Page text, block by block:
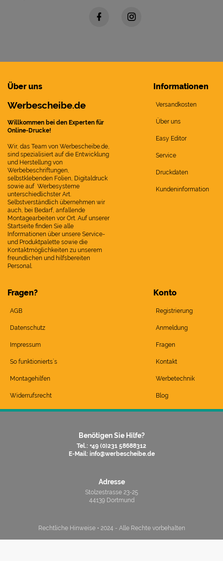
Über uns
Werbescheibe.de
Willkommen bei den Experten für
Online-Drucke!
Wir, das Team von Werbescheibe.de,
sind spezialisiert auf die Entwicklung
und Herstellung von
Werbebeschriftungen,
selbstklebenden Folien, Digitaldruck
sowie auf Werbesysteme
unterschiedlichster Art.
Selbstverständlich übernehmen wir
auch, bei Bedarf, anfallende
Montagearbeiten vor Ort. Auf unserer
Startseite finden Sie alle
Informationen über unsere Service-
und Produktpalette sowie die
Kontaktmöglichkeiten zu unserem
freundlichen und hilfsbereiten
Personal.
Informationen
Versandkosten
Über uns
Easy Editor
Service
Druckdaten
Kundeninformation
Fragen?
AGB
Datenschutz
Impressum
So funktionierts`s
Montagehilfen
Widerrufsrecht
Konto
Registrierung
Anmeldung
Fragen
Kontakt
Werbetechnik
Blog
Benötigen Sie Hilfe?
Tel.: +49 (0)231 58688312
E-Mail: info@werbescheibe.de
Adresse
Stolzestrasse 23-25
44139 Dortmund
Rechtliche Hinweise • 2024 - Alle Rechte vorbehalten